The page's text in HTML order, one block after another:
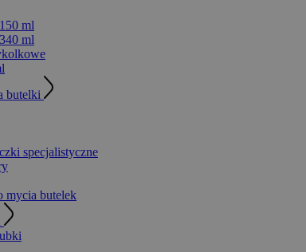
ml
ml
butelki
specjalistyczne
mycia butelek